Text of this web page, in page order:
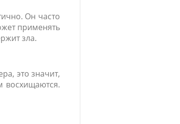
Он часто
применять
зла.
это значит,
восхищаются.